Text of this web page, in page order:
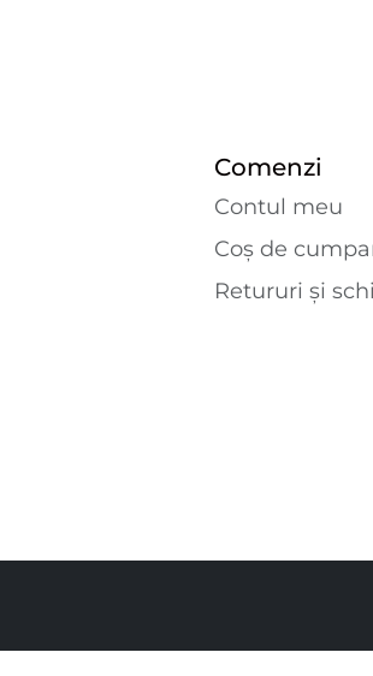
Comenzi
Contul meu
Coș de
Retururi și